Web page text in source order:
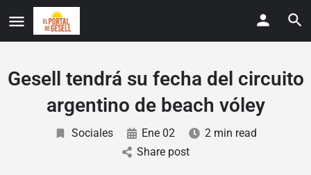
Gesell tendrá su fecha del circuito
argentino de beach vóley
Sociales Ene 02
2 min read
Share post